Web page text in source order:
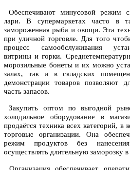
Обеспечивают минусовой режим
лари. В супермаркетах часто в
замороженная рыба и овощи. Эта
при уличной торговле. Для того
процесс самообслуживания
витрины и горки.
морозильные бонеты и их можно
залах, так и в складских
демонстрации товаров позволяют
часть запасов.
Закупить оптом по выгодной
холодильное оборудование в
продаётся техника всех категорий, в
торговые организации. Она
режим продуктов без
осуществлять длительную заморозку